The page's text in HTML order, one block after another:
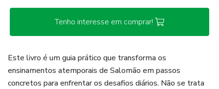
Tenho interesse em comprar!
Este livro é um guia prático que transforma os
ensinamentos atemporais de Salomão em passos
concretos para enfrentar os desafios diários. Não se trata